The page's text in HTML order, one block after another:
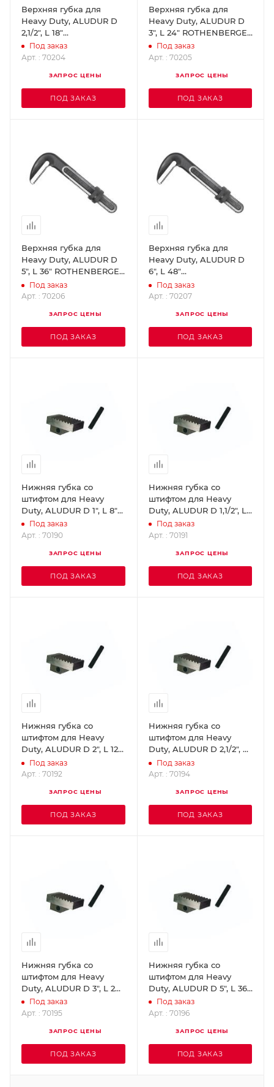
Верхняя губка для
Heavy Duty, ALUDUR D
2,1/2", L 18"
ROTHENBERGER 70204
Под заказ
Арт. : 70204
ЗАПРОС ЦЕНЫ
ПОД ЗАКАЗ
Верхняя губка для
Heavy Duty, ALUDUR D
3", L 24" ROTHENBERGER
70205
Под заказ
Арт. : 70205
ЗАПРОС ЦЕНЫ
ПОД ЗАКАЗ
Верхняя губка для
Heavy Duty, ALUDUR D
5", L 36" ROTHENBERGER
70206
Под заказ
Арт. : 70206
ЗАПРОС ЦЕНЫ
ПОД ЗАКАЗ
Верхняя губка для
Heavy Duty, ALUDUR D
6", L 48"
ROTHENBERGER 70207
Под заказ
Арт. : 70207
ЗАПРОС ЦЕНЫ
ПОД ЗАКАЗ
Нижняя губка со
штифтом для Heavy
Duty, ALUDUR D 1", L 8"
ROTHENBERGER 70190
Под заказ
Арт. : 70190
ЗАПРОС ЦЕНЫ
ПОД ЗАКАЗ
Нижняя губка со
штифтом для Heavy
Duty, ALUDUR D 1,1/2", L
10" ROTHENBERGER
70191
Под заказ
Арт. : 70191
ЗАПРОС ЦЕНЫ
ПОД ЗАКАЗ
Нижняя губка со
штифтом для Heavy
Duty, ALUDUR D 2", L 12 +
14" ROTHENBERGER
70192
Под заказ
Арт. : 70192
ЗАПРОС ЦЕНЫ
ПОД ЗАКАЗ
Нижняя губка со
штифтом для Heavy
Duty, ALUDUR D 2,1/2", L
18" ROTHENBERGER
70194
Под заказ
Арт. : 70194
ЗАПРОС ЦЕНЫ
ПОД ЗАКАЗ
Нижняя губка со
штифтом для Heavy
Duty, ALUDUR D 3", L 24"
ROTHENBERGER 70195
Под заказ
Арт. : 70195
ЗАПРОС ЦЕНЫ
ПОД ЗАКАЗ
Нижняя губка со
штифтом для Heavy
Duty, ALUDUR D 5", L 36"
ROTHENBERGER 70196
Под заказ
Арт. : 70196
ЗАПРОС ЦЕНЫ
ПОД ЗАКАЗ